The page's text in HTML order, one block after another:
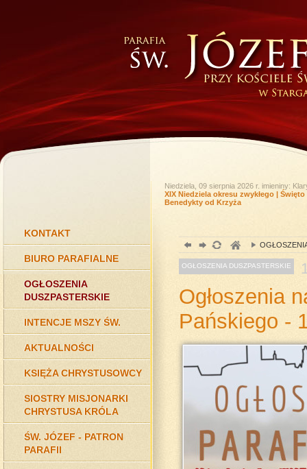
Niedziela, 09 sierpnia 2026 r. imieniny:
XIX Niedziela okresu zwykłego | Święto
Benedykty od Krzyża
KONTAKT
BIURO PARAFIALNE
OGŁOSZENIA
DUSZPASTERSKIE
INTENCJE MSZY ŚW.
AKTUALNOŚCI
KSIĘŻA CHRYSTUSOWCY
SIOSTRY MISJONARKI
CHRYSTUSA KRÓLA
ŚW. JÓZEF - PATRON
PARAFII
OGŁOSZENIA DUSZPASTERSKIE
Ogłoszenia
Pańskiego -